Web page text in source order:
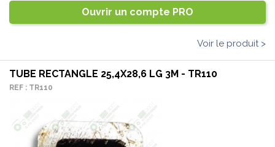
Ouvrir un compte PRO
Voir le produit >
TUBE RECTANGLE 25,4X28,6 LG 3M - TR110
REF : TR110